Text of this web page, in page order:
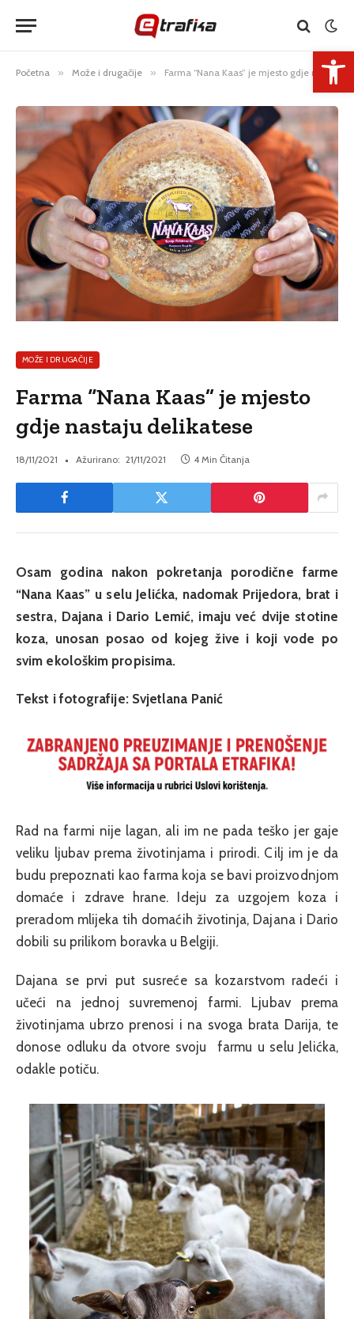
Početna » Može i drugačije » Farma “Nana Kaas” je mjesto gdje nastaju delikatese
MOŽE I DRUGAČIJE
Farma “Nana Kaas” je mjesto
gdje nastaju delikatese
18/11/2021 Ažurirano: 21/11/2021 4 Min Čitanja
Osam godina nakon pokretanja porodične farme
“Nana Kaas” u selu Jelićka, nadomak Prijedora, brat i
sestra, Dajana i Dario Lemić, imaju već dvije stotine
koza, unosan posao od kojeg žive i koji vode po
svim ekološkim propisima.
Tekst i fotografije: Svjetlana Panić
Rad na farmi nije lagan, ali im ne pada teško jer gaje
veliku ljubav prema životinjama i prirodi. Cilj im je da
budu prepoznati kao farma koja se bavi proizvodnjom
domaće i zdrave hrane. Ideju za uzgojem koza i
preradom mlijeka tih domaćih životinja, Dajana i Dario
dobili su prilikom boravka u Belgiji.
Dajana se prvi put susreće sa kozarstvom radeći i
učeći na jednoj suvremenoj farmi. Ljubav prema
životinjama ubrzo prenosi i na svoga brata Darija, te
donose odluku da otvore svoju farmu u selu Jelićka,
odakle potiču.